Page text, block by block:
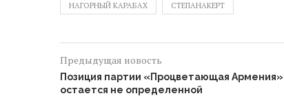
НАГОРНЫЙ КАРАБАХ СТЕПАНАКЕРТ
Предыдущая новость
Позиция партии «Процветающая Армения»
остается не определенной